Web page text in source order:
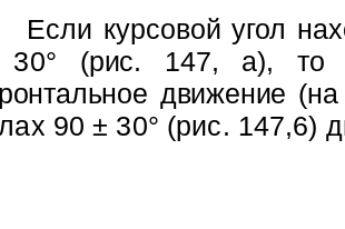
Если курсовой угол
30° (рис. 147, а), то
движение
90 ± 30° (рис. 147,6)